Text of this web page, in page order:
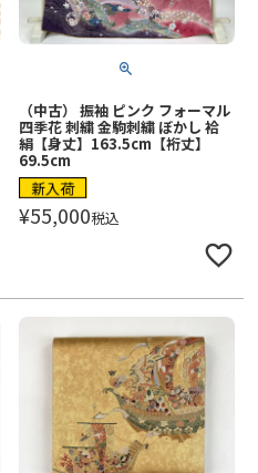
（中古） 振袖 ピンク フォーマル
四季花 刺繍 金駒刺繍 ぼかし 袷
絹【身丈】163.5cm【裄丈】
69.5cm
新入荷
¥55,000税込